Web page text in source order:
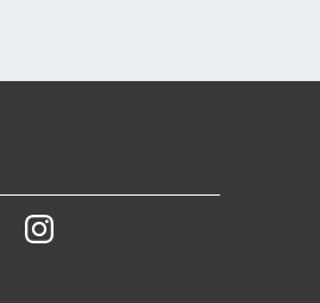
YoutubeInstagram